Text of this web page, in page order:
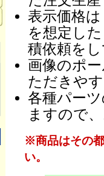
表示価格は
を想定し
積依頼を
画像のポ
ただきや
各種パー
ますので
※商品はその
い。